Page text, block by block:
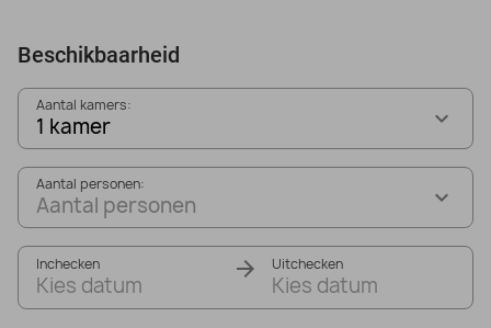
Beschikbaarheid
Aantal kamers:
1 kamer
Aantal personen:
Aantal personen
Inchecken
Kies datum
Uitchecken
Kies datum